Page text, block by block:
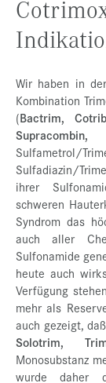
Wir haben in der
Kombination
(Bactrim,
Sulfametrol/
Sulfadiazin/
ihrer
schweren
Syndrom das
auch aller
Sulfonamide
heute auch
Verfügung
mehr als
auch gezeigt,
Solotrim,
Monosubstanz
wurde daher